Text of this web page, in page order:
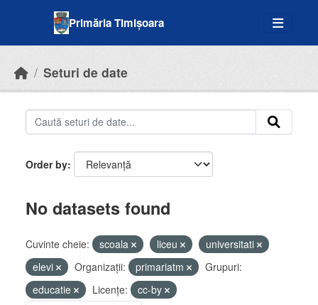
Primăria Timișoara
Seturi de date
Order by
No datasets found
Cuvinte cheie: scoala liceu
universitati
elevi
Organizații: primariatm
Grupuri:
educatie
Licenţe:
cc-by